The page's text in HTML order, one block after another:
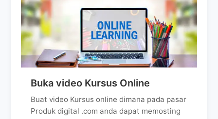
Buka video Kursus Online
Buat video Kursus online dimana pada pasar
Produk digital .com anda dapat memosting